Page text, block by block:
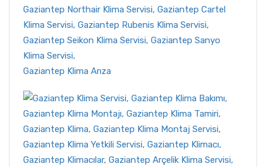
Gaziantep Klima Arıza